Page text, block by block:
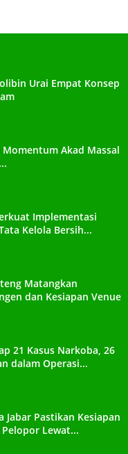
Urai Empat Konsep
Momentum Akad Massal
Implementasi
Kelola Bersih...
Matangkan
dan Kesiapan Venue
21 Kasus Narkoba, 26
dalam Operasi...
Jabar Pastikan Kesiapan
Lewat...